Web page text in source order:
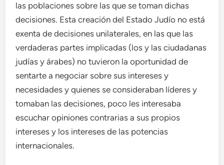
las poblaciones sobre las que se toman dichas
decisiones. Esta creación del Estado Judío no está
exenta de decisiones unilaterales, en las que las
verdaderas partes implicadas (los y las ciudadanas
judías y árabes) no tuvieron la oportunidad de
sentarte a negociar sobre sus intereses y
necesidades y quienes se consideraban líderes y
tomaban las decisiones, poco les interesaba
escuchar opiniones contrarias a sus propios
intereses y los intereses de las potencias
internacionales.